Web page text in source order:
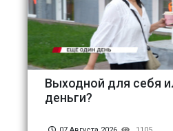
Выходной для себя
деньги?